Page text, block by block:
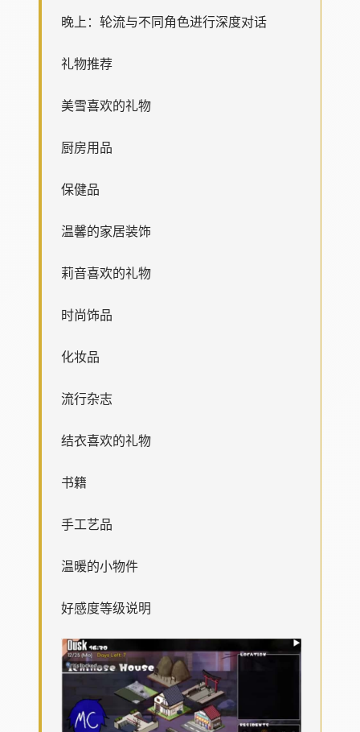
晚上：轮流与不同角色进行深度对话
礼物推荐
美雪喜欢的礼物
厨房用品
保健品
温馨的家居装饰
莉音喜欢的礼物
时尚饰品
化妆品
流行杂志
结衣喜欢的礼物
书籍
手工艺品
温暖的小物件
好感度等级说明